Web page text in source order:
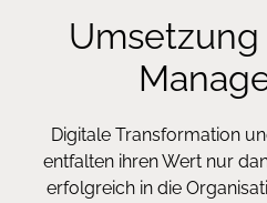
Umsetzung
Digitale Transformation
entfalten ihren Wert nur
erfolgreich in die